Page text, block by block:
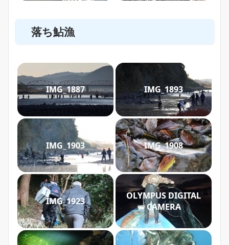
落ち鮎漁
IMG_1887 IMG_1893
IMG_1903 IMG_1908
IMG_1923
OLYMPUS DIGITAL
CAMERA